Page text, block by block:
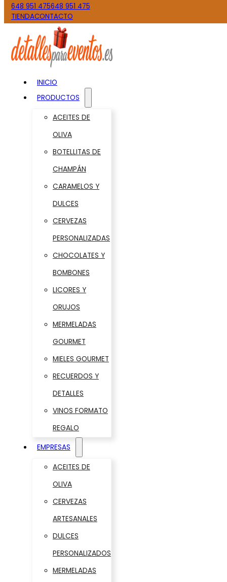
648 951 475648 951 475
TIENDACONTACTO
INICIO
PRODUCTOS
ACEITES DE
OLIVA
BOTELLITAS DE
CHAMPÁN
CARAMELOS Y
DULCES
CERVEZAS
PERSONALIZADAS
CHOCOLATES Y
BOMBONES
LICORES Y
ORUJOS
MERMELADAS
GOURMET
MIELES GOURMET
RECUERDOS Y
DETALLES
VINOS FORMATO
REGALO
EMPRESAS
ACEITES DE
OLIVA
CERVEZAS
ARTESANALES
DULCES
PERSONALIZADOS
MERMELADAS